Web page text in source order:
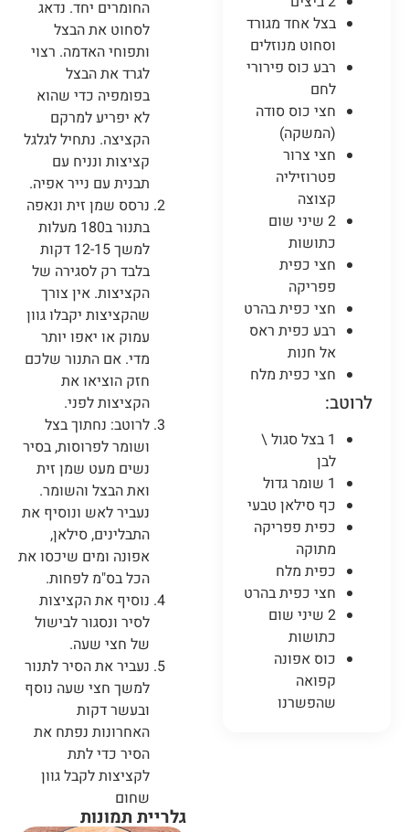
בצל אחד מגורד
וסחוט מנוזלים
רבע כוס פירורי
לחם
חצי כוס סודה
(המשקה)
חצי צרור
פטרוזיליה
קצוצה
2 שיני שום
כתושות
חצי כפית
פפריקה
חצי כפית בהרט
רבע כפית ראס
אל חנות
חצי כפית מלח
לרוטב:
1 בצל סגול \
לבן
1 שומר גדול
כף סילאן טבעי
כפית פפריקה
מתוקה
כפית מלח
חצי כפית בהרט
2 שיני שום
כתושות
כוס אפונה
קפואה
שהפשרנו
החומרים יחד. נדאג
לסחוט את הבצל
ותפוחי האדמה. רצוי
לגרד את הבצל
בפומפיה כדי שהוא
לא יפריע למרקם
הקציצה. נתחיל לגלגל
קציצות ונניח עם
תבנית עם נייר אפיה.
נרסס שמן זית ונאפה
בתנור ב180 מעלות
למשך 12-15 דקות
בלבד רק לסגירה של
הקציצות. אין צורך
שהקציצות יקבלו גוון
עמוק או יאפו יותר
מדי. אם התנור שלכם
חזק הוציאו את
הקציצות לפני.
לרוטב: נחתוך בצל
ושומר לפרוסות, בסיר
נשים מעט שמן זית
ואת הבצל והשומר.
נעביר לאש ונוסיף את
התבלינים, סילאן,
אפונה ומים שיכסו את
הכל בס"מ לפחות.
נוסיף את הקציצות
לסיר ונסגור לבישול
של חצי שעה.
נעביר את הסיר לתנור
למשך חצי שעה נוסף
ובעשר דקות
האחרונות נפתח את
הסיר כדי לתת
לקציצות לקבל גוון
שחום
גלריית תמונות